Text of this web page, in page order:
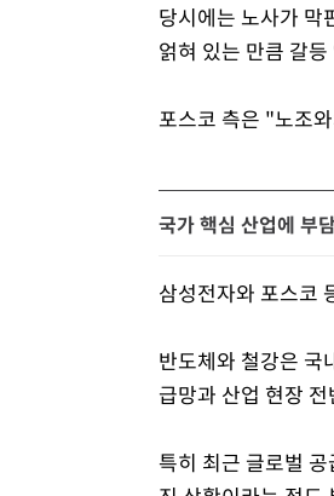
당시에는 노사가 막
얽혀 있는 만큼 갈
포스코 측은 "노조
국가 핵심 산업에 부
삼성전자와 포스코
반도체와 철강은 국
급망과 산업 현장
특히 최근 글로벌